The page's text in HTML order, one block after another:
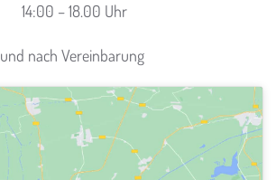
14:00 – 18.00 Uhr
und nach Vereinbarung